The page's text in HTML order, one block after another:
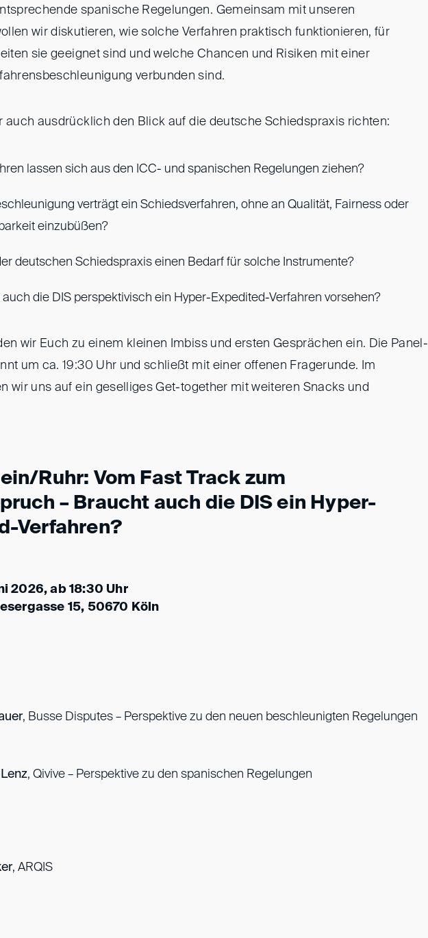
spanische Regelungen. Gemeinsam mit unseren
wir diskutieren, wie solche Verfahren praktisch funktionieren, für
sie geeignet sind und welche Chancen und Risiken mit einer
verbunden sind.
auch ausdrücklich den Blick auf die deutsche Schiedspraxis richten:
lassen sich aus den ICC- und spanischen Regelungen ziehen?
verträgt ein Schiedsverfahren, ohne an Qualität, Fairness oder
einzubüßen?
deutschen Schiedspraxis einen Bedarf für solche Instrumente?
auch die DIS perspektivisch ein Hyper-Expedited-Verfahren vorsehen?
wir Euch zu einem kleinen Imbiss und ersten Gesprächen ein. Die Panel-
um ca. 19:30 Uhr und schließt mit einer offenen Fragerunde. Im
wir uns auf ein geselliges Get-together mit weiteren Snacks und
Ruhr: Vom Fast Track zum
– Braucht auch die DIS ein Hyper-
Verfahren?
2026, ab 18:30 Uhr
15, 50670 Köln
, Busse Disputes – Perspektive zu den neuen beschleunigten Regelungen
, Qivive – Perspektive zu den spanischen Regelungen
, ARQIS